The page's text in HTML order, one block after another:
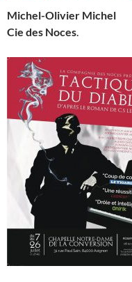
Michel-Olivier Michel
Cie des Noces.